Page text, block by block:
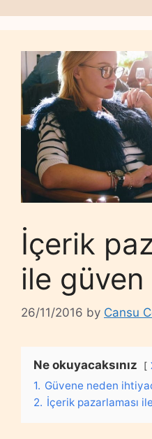
İçerik
ile
26/11/2016 by Cansu
Ne okuyacaksınız
1. Güvene neden
2. İçerik pazarlaması